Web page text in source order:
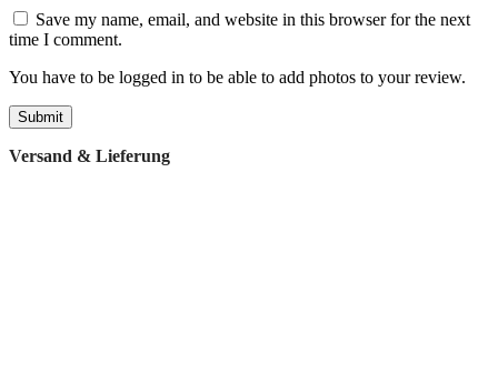
Save my name, email, and website in this browser for the next
time I comment.
You have to be logged in to be able to add photos to your review.
Versand & Lieferung